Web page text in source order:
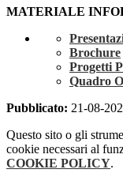
MATERIALE
Brochure
Progetti
Quadro
Pubblicato: 21-08-
Questo sito o gli
cookie necessari al
COOKIE POLICY.